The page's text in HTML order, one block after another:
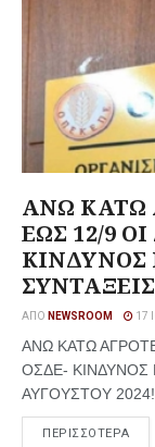
ΑΝΩ ΚΑΤΩ
ΕΩΣ 12/9
ΚΙΝΔΥΝΟΣ
ΑΠΌ NEWSROOM 17
ΑΝΩ ΚΑΤΩ
ΟΣΔΕ- ΚΙΝΔΥΝΟΣ
ΑΥΓΟΥΣΤΟΥ 2024!
ΠΕΡΙΣΣΟΤΕΡΑ